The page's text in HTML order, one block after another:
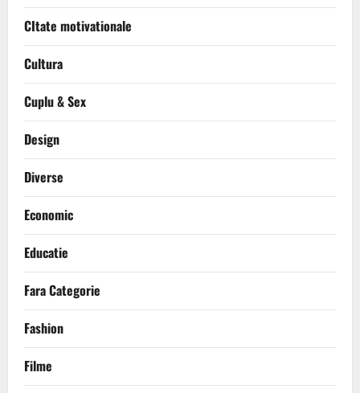
CItate motivationale
Cultura
Cuplu & Sex
Design
Diverse
Economic
Educatie
Fara Categorie
Fashion
Filme